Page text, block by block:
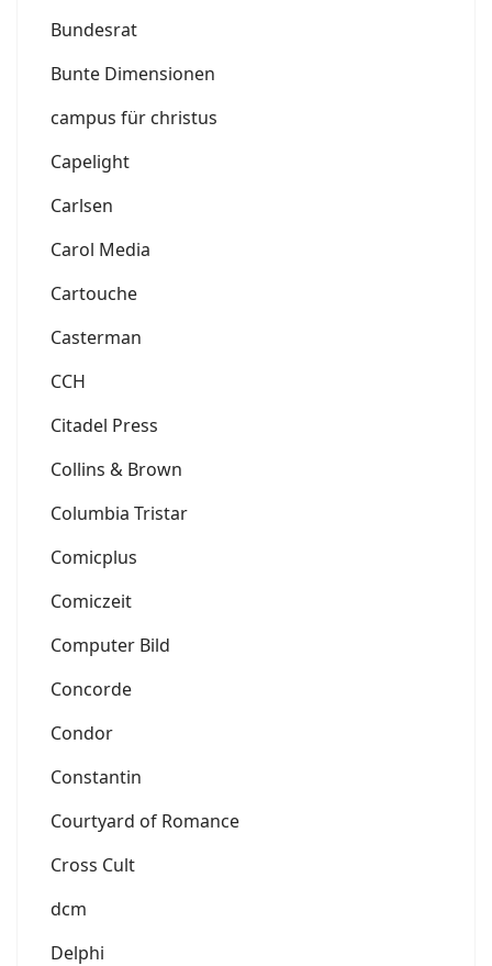
Bundesrat
Bunte Dimensionen
campus für christus
Capelight
Carlsen
Carol Media
Cartouche
Casterman
CCH
Citadel Press
Collins & Brown
Columbia Tristar
Comicplus
Comiczeit
Computer Bild
Concorde
Condor
Constantin
Courtyard of Romance
Cross Cult
dcm
Delphi